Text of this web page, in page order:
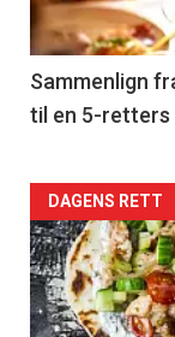
-
5
Sammenlign
til en 5-retters
Forsiden
akkurat
nå
DAGENS RETT